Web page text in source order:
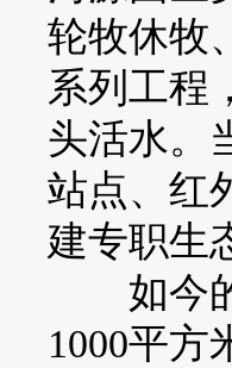
轮牧休牧
系列工程
头活水。
站点、红
建专职生
如今的
1000平方